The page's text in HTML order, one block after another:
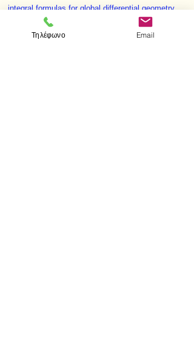
integral formulas for global differential geometry.
Τηλέφωνο Email